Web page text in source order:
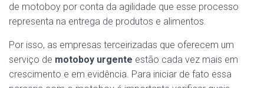
de motoboy por conta da agilidade que esse processo
representa na entrega de produtos e alimentos.
Por isso, as empresas terceirizadas que oferecem um
serviço de motoboy urgente estão cada vez mais em
crescimento e em evidência. Para iniciar de fato essa